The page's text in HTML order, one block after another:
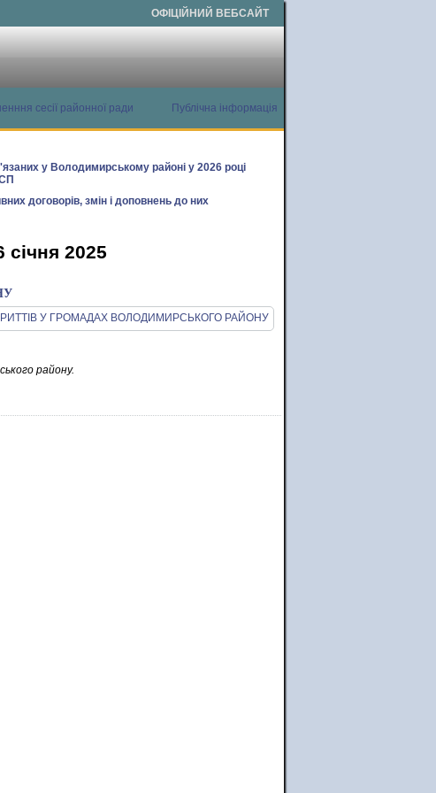
ОФІЦІЙНИЙ ВЕБСАЙТ
сесії районної ради
Публічна інформація
у Володимирському районі у 2026 році
договорів, змін і доповнень до них
2025
району.